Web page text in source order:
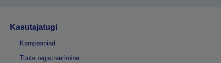
Kasutajatugi
Kampaaniad
Toote registreerimine